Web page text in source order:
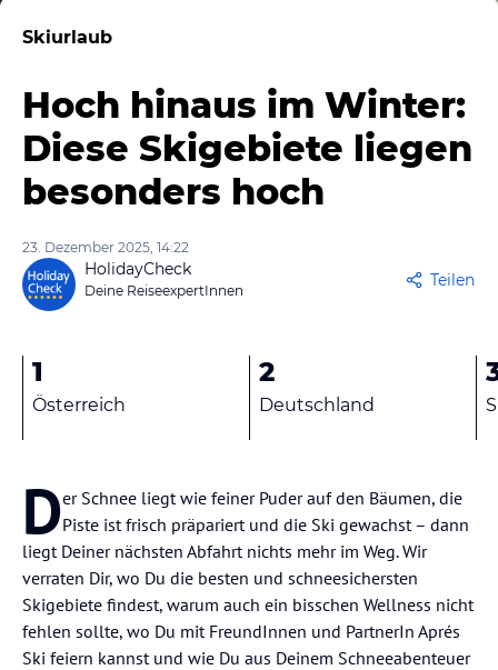
Skiurlaub
Hoch hinaus im Winter:
Diese Skigebiete liegen
besonders hoch
23. Dezember 2025, 14:22
HolidayCheck
Deine ReiseexpertInnen
Teilen
1
Österreich
2
Deutschland
Der Schnee liegt wie feiner Puder auf den Bäumen, die
Piste ist frisch präpariert und die Ski gewachst – dann
liegt Deiner nächsten Abfahrt nichts mehr im Weg. Wir
verraten Dir, wo Du die besten und schneesichersten
Skigebiete findest, warum auch ein bisschen Wellness nicht
fehlen sollte, wo Du mit FreundInnen und PartnerIn Aprés
Ski feiern kannst und wie Du aus Deinem Schneeabenteuer